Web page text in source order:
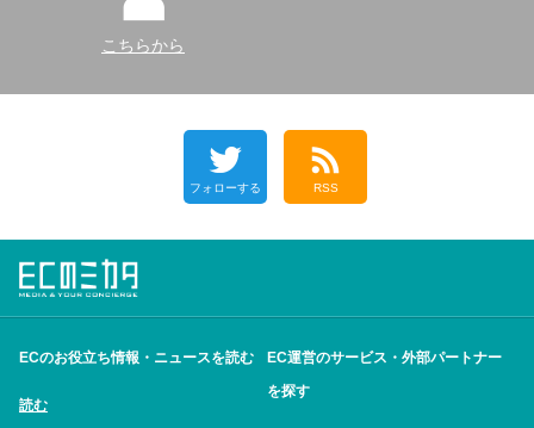
こちらから
フォローする RSS
ECのお役立ち情報・ニュースを読む
読む
EC運営のサービス・外部パートナー
を探す